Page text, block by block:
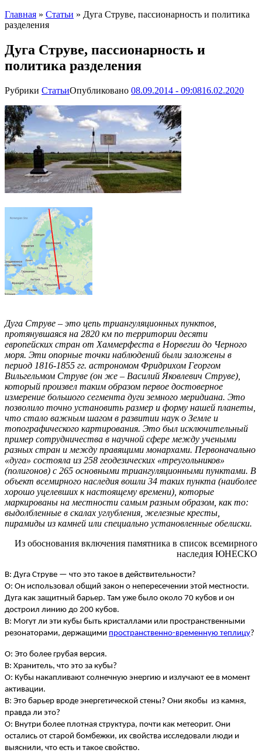
Главная » Статьи » Дуга Струве, пассионарность и политика
разделения
Дуга Струве, пассионарность и
политика разделения
Рубрики СтатьиОпубликовано 08.09.2014 - 09:0816.02.2020
Дуга Струве – это цепь триангуляционных пунктов,
протянувшаяся на 2820 км по территории десяти
европейских стран от Хаммерфеста в Норвегии до Черного
моря. Эти опорные точки наблюдений были заложены в
период 1816-1855 гг. астрономом Фридрихом Георгом
Вильгельмом Струве (он же – Василий Яковлевич Струве),
который произвел таким образом первое достоверное
измерение большого сегмента дуги земного меридиана. Это
позволило точно установить размер и форму нашей планеты,
что стало важным шагом в развитии наук о Земле и
топографического картирования. Это был исключительный
пример сотрудничества в научной сфере между учеными
разных стран и между правящими монархами. Первоначально
«дуга» состояла из 258 геодезических «треугольников»
(полигонов) с 265 основными триангуляционными пунктами. В
объект всемирного наследия вошли 34 таких пункта (наиболее
хорошо уцелевших к настоящему времени), которые
маркированы на местности самым разным образом, как то:
выдолбленные в скалах углубления, железные кресты,
пирамиды из камней или специально установленные обелиски.
Из обоснования включения памятника в список всемирного
наследия ЮНЕСКО
В: Дуга Струве — что это такое в действительности?
О: Он использовал общий закон о непересечении этой местности.
Дуга как защитный барьер. Там уже было около 70 кубов и он
достроил линию до 200 кубов.
В: Могут ли эти кубы быть кристаллами или пространственными
резонаторами, держащими пространственно-временную теплицу?
О: Это более грубая версия.
В: Хранитель, что это за кубы?
О: Кубы накапливают солнечную энергию и излучают ее в момент
активации.
В: Это барьер вроде энергетической стены? Они якобы из камня,
правда ли это?
О: Внутри более плотная структура, почти как метеорит. Они
остались от старой бомбежки, их свойства исследовали люди и
выяснили, что есть и такое свойство.